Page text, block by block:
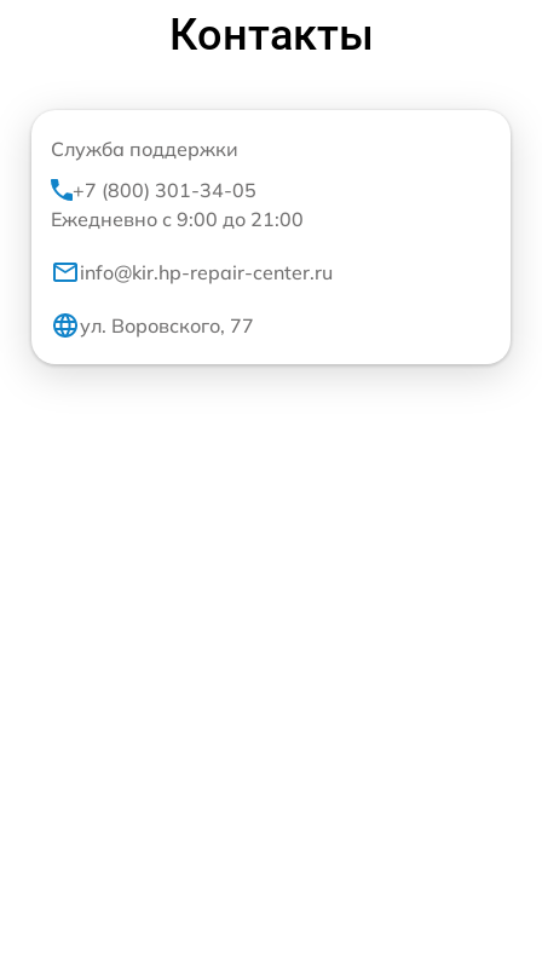
Контакты
Служба поддержки
+7 (800) 301-34-05
Ежедневно с 9:00 до 21:00
info@kir.hp-repair-center.ru
ул. Воровского, 77